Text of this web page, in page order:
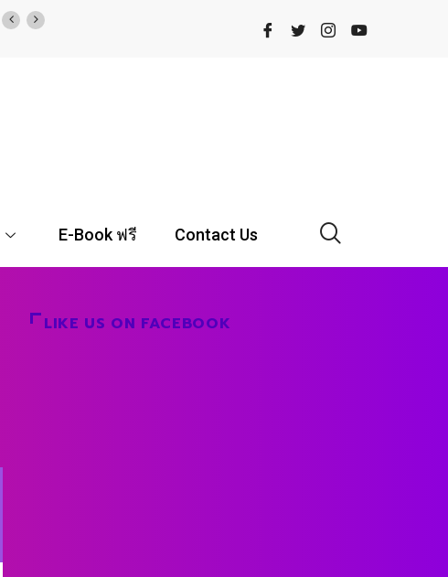
E-Book ฟรี Contact Us
LIKE US ON FACEBOOK